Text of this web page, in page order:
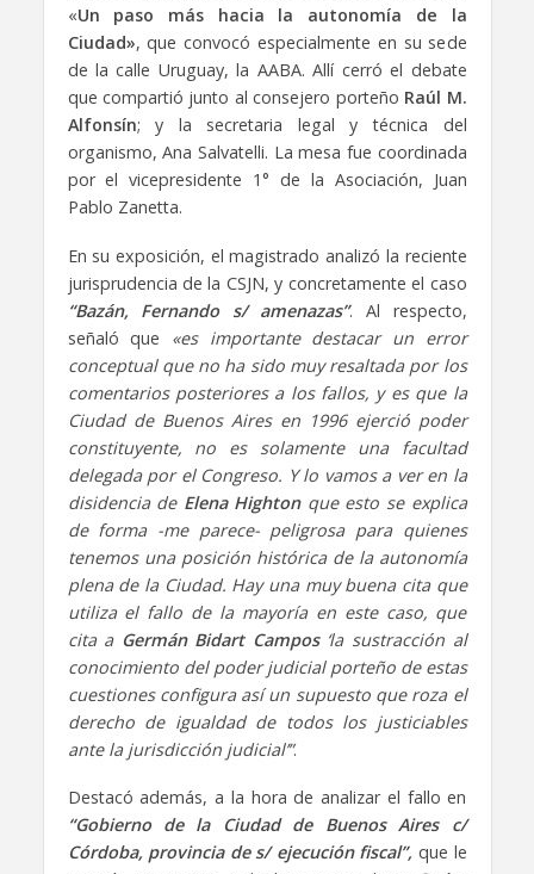
«Un paso más hacia la autonomía de la
Ciudad», que convocó especialmente en su sede
de la calle Uruguay, la AABA. Allí cerró el debate
que compartió junto al consejero porteño Raúl M.
Alfonsín; y la secretaria legal y técnica del
organismo, Ana Salvatelli. La mesa fue coordinada
por el vicepresidente 1° de la Asociación, Juan
Pablo Zanetta.
En su exposición, el magistrado analizó la reciente
jurisprudencia de la CSJN, y concretamente el caso
“Bazán, Fernando s/ amenazas”. Al respecto,
señaló que «es importante destacar un error
conceptual que no ha sido muy resaltada por los
comentarios posteriores a los fallos, y es que la
Ciudad de Buenos Aires en 1996 ejerció poder
constituyente, no es solamente una facultad
delegada por el Congreso. Y lo vamos a ver en la
disidencia de Elena Hightonque esto se explica
de forma -me parece- peligrosa para quienes
tenemos una posición histórica de la autonomía
plena de la Ciudad. Hay una muy buena cita que
utiliza el fallo de la mayoría en este caso, que
cita a Germán Bidart Campos‘la sustracción al
conocimiento del poder judicial porteño de estas
cuestiones configura así un supuesto que roza el
derecho de igualdad de todos los justiciables
ante la jurisdicción judicial’”.
Destacó además, a la hora de analizar el fallo en
“Gobierno de la Ciudad de Buenos Aires c/
Córdoba, provincia de s/ ejecución fiscal”, que le